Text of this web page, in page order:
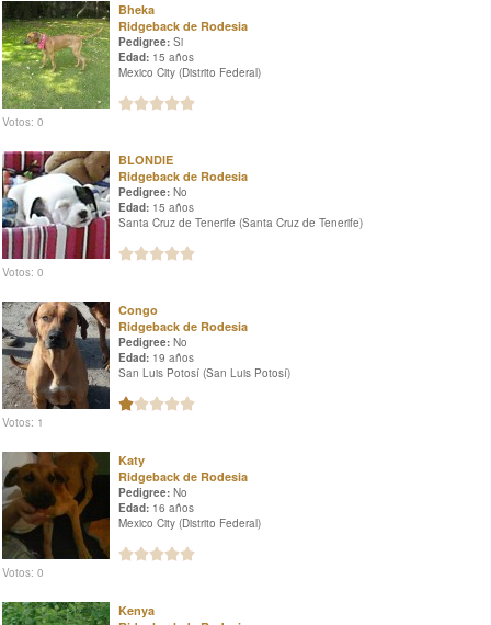
Bheka
Ridgeback de Rodesia
Pedigree: Si
Edad: 15 años
Mexico City (Distrito Federal)
Votos: 0
BLONDIE
Ridgeback de Rodesia
Pedigree: No
Edad: 15 años
Santa Cruz de Tenerife (Santa Cruz de Tenerife)
Votos: 0
Congo
Ridgeback de Rodesia
Pedigree: No
Edad: 19 años
San Luis Potosí (San Luis Potosí)
Votos: 1
Katy
Ridgeback de Rodesia
Pedigree: No
Edad: 16 años
Mexico City (Distrito Federal)
Votos: 0
Kenya